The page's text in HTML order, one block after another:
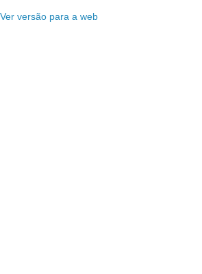
Ver versão para a web